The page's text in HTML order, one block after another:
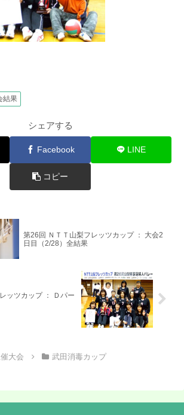
結果
シェアする
Facebook LINE
コピー
第26回 ＮＴＴ山梨フレッツカップ ： 大会2
日目（2/28）全結果
ッツカップ ： Ｄパー
大会 武田消毒カップ